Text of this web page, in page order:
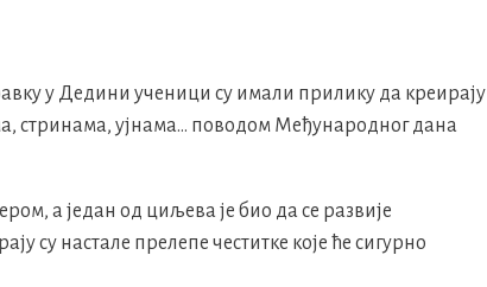
у Дедини ученици су имали прилику да креирају
стринама, ујнама… поводом Међународног дана
а један од циљева је био да се развије
су настале прелепе честитке које ће сигурно